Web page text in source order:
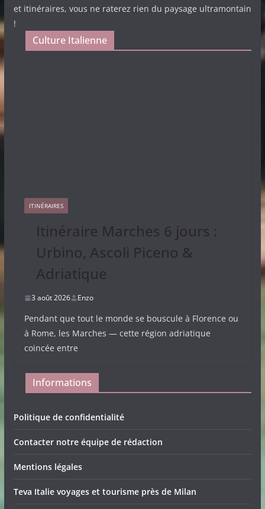
et itinéraires, vous ne raterez rien du paysage ultramontain
!
Culture Italienne
ITINÉRAIRES
Itinéraire Marches 6 jours :
Urbino, Ascoli Piceno &
Adriatique
3 août 2026 Enzo
Pendant que tout le monde se bouscule à Florence ou
à Rome, les Marches — cette région adriatique
coincée entre
Informations
Politique de confidentialité
Contacter notre équipe de rédaction
Mentions légales
Teva Italie voyages et tourisme près de Milan